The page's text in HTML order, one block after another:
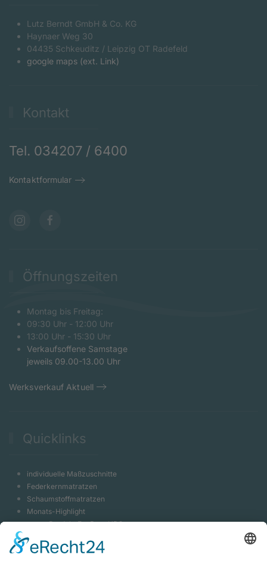
Lutz Berndt GmbH & Co. KG
Haynaer Weg 30
04435 Schkeuditz / Leipzig OT Radefeld
google maps (ext. Link)
Kontakt
Tel. 034207 / 6400
Kontaktformular
Öffnungszeiten
Montag bis Freitag:
09:30 Uhr - 12:00 Uhr
13:00 Uhr - 15:30 Uhr
Verkaufsoffene Samstage
jeweils 09.00-13.00 Uhr
Werksverkauf Aktuell
Quicklinks
individuelle Maßzuschnitte
Federkernmatratzen
Schaumstoffmatratzen
Monats-Highlight
neues Produkt EvoPore HRC
Massivholzbett Shiva
Luxeriöses Hotelbett